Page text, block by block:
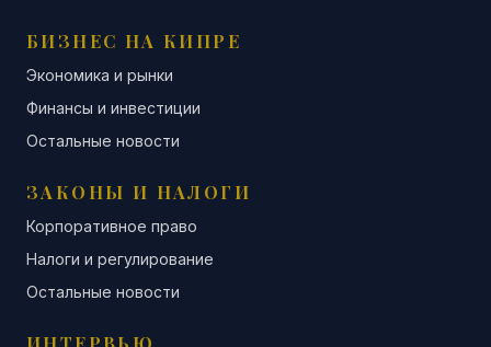
БИЗНЕС НА КИПРЕ
Экономика и рынки
Финансы и инвестиции
Остальные новости
ЗАКОНЫ И НАЛОГИ
Корпоративное право
Налоги и регулирование
Остальные новости